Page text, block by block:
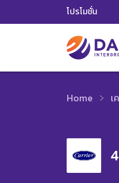
โปรโมชั่น
Home เ